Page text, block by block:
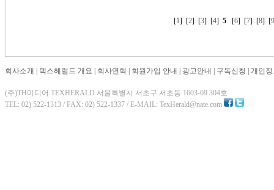
[1] [2] [3] [4]5 [6] [7] [8] [
회사소개 텍스헤럴드 개요 회사연혁 회원가입 안내 광고안내 구독신청 개인
(주)TH미디어 TEXHERALD 서울특별시 서초구 서초동 1603-69 304호
TEL: 02) 522-1313 / FAX: 02) 522-1337 / E-MAIL: TexHerald@nate.com